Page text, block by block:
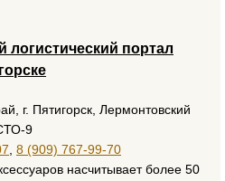
портал
г. Пятигорск, Лермонтовский
9
8 (909) 767-99-70
насчитывает более 50